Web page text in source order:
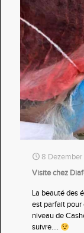
8
Visite chez
La beauté des
est parfait pour
niveau de
suivre....